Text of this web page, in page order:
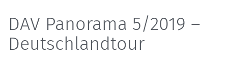
DAV Panorama 5/2019 –
Deutschlandtour